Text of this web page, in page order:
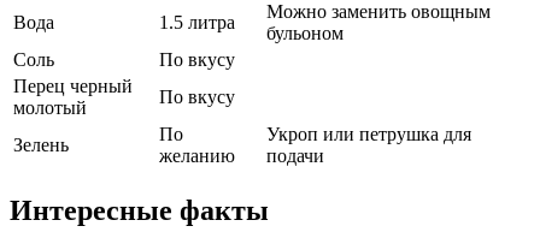
Вода
1.5 литра
Можно заменить овощным
бульоном
Соль
По вкусу
Перец черный
молотый
По вкусу
Зелень
По
желанию
Укроп или петрушка для
подачи
Интересные факты